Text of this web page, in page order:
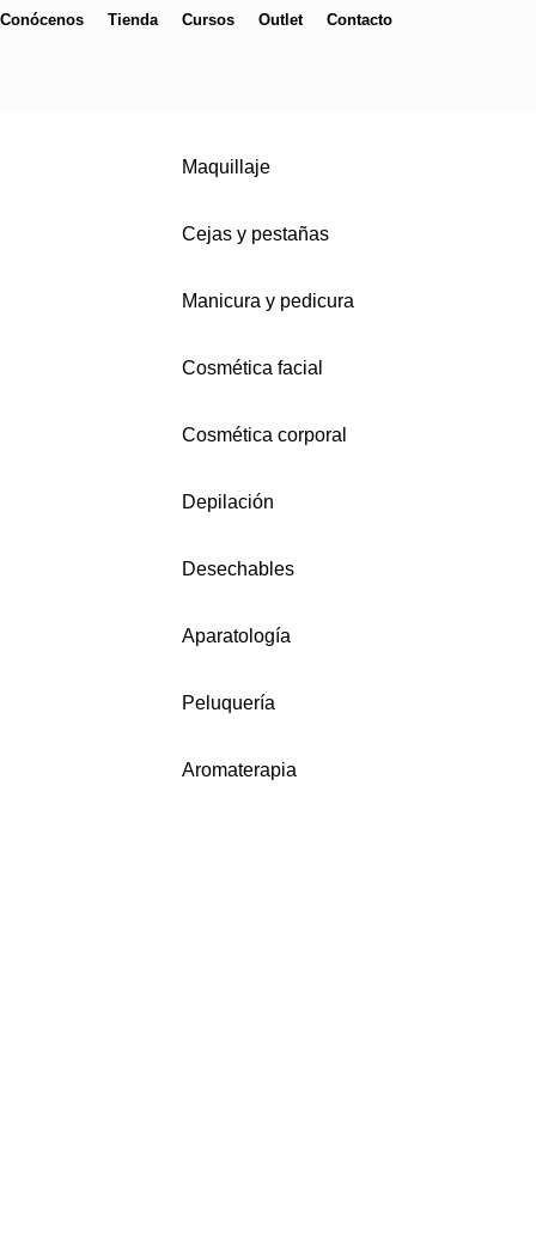
Conócenos Tienda Cursos Outlet Contacto
Maquillaje
Cejas y pestañas
Manicura y pedicura
Cosmética facial
Cosmética corporal
Depilación
Desechables
Aparatología
Peluquería
Aromaterapia